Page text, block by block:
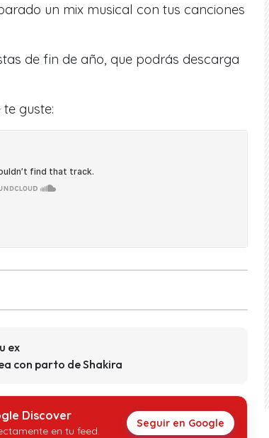
un mix musical con tus canciones
de fin de año, que podrás descarga
guste:
ex
con parto de Shakira
Discover
en tu feed.
Seguir en Google